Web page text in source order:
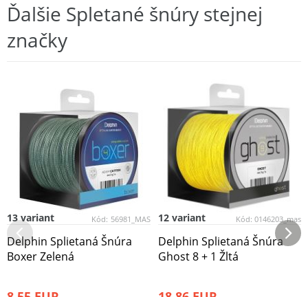
Ďalšie Spletané šnúry stejnej
značky
Kód: 56981_MAS
13 variant
Delphin Splietaná Šnúra
Boxer Zelená
Kód: 0146203_mas
12 variant
Delphin Splietaná Šnúra
Ghost 8 + 1 Žltá